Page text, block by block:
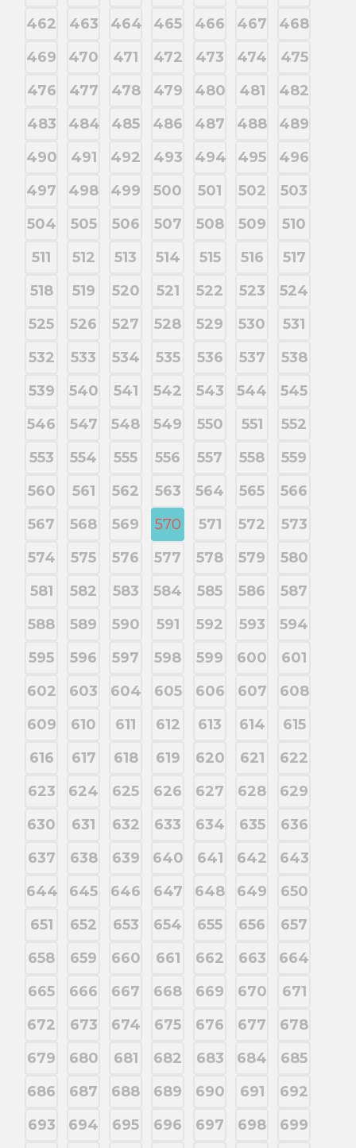
462 463 464 465 466 467
468
469
470 471 472 473 474
475
476
477 478 479 480 481
482
483
484 485 486 487 488
489
490
491 492 493 494 495
496
497
498 499 500 501 502
503
504
505 506 507 508 509
510
511
512 513 514 515 516
517
518
519 520 521 522 523
524
525
526 527 528 529 530
531
532
533 534 535 536 537
538
539
540 541 542 543 544
545
546
547 548 549 550 551
552
553
554 555 556 557 558
559
560
561 562 563 564 565
566
567
568 569 570 571 572
573
574
575 576 577 578 579
580
581
582 583 584 585 586
587
588
589 590 591 592 593
594
595
596 597 598 599 600
601
602
603 604 605 606 607
608
609
610 611 612 613 614
615
616
617 618 619 620 621
622
623
624 625 626 627 628
629
630
631 632 633 634 635
636
637
638 639 640 641 642
643
644
645 646 647 648 649
650
651
652 653 654 655 656
657
658
659 660 661 662 663
664
665
666 667 668 669 670
671
672
673 674 675 676 677
678
679
680 681 682 683 684
685
686
687 688 689 690 691
692
693
694 695 696 697 698
699